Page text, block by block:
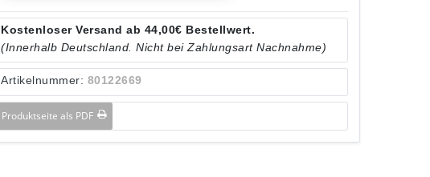
Kostenloser Versand ab 44,00€ Bestellwert.
(Innerhalb Deutschland. Nicht bei Zahlungsart Nachnahme)
Artikelnummer: 80122669
Produktseite als PDF